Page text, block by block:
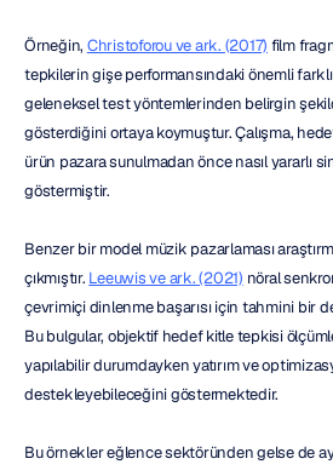
Örneğin, Christoforou ve ark. (2017) film
tepkilerin gişe performansındaki önemli
geleneksel test yöntemlerinden belirgin
gösterdiğini ortaya koymuştur. Çalışma,
ürün pazara sunulmadan önce nasıl yararlı
göstermiştir.
Benzer bir model müzik pazarlaması
çıkmıştır. Leeuwis ve ark. (2021) nöral
çevrimiçi dinlenme başarısı için tahmini bir
Bu bulgular, objektif hedef kitle tepkisi
yapılabilir durumdayken yatırım ve
destekleyebileceğini göstermektedir.
Bu örnekler eğlence sektöründen gelse de